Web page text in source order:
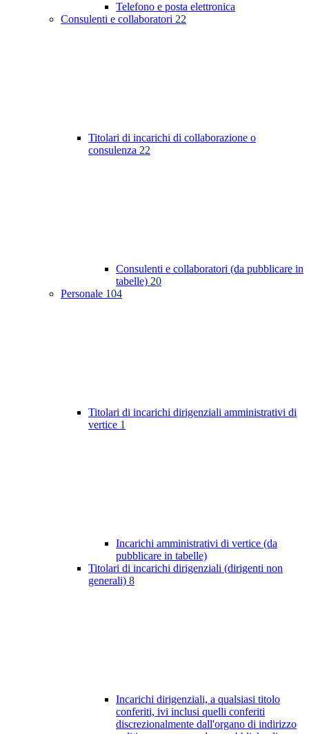
Telefono e posta elettronica
Consulenti e collaboratori 22
Titolari di incarichi di collaborazione o
consulenza 22
Consulenti e collaboratori (da pubblicare in
tabelle) 20
Personale 104
Titolari di incarichi dirigenziali amministrativi di
vertice 1
Incarichi amministrativi di vertice (da
pubblicare in tabelle)
Titolari di incarichi dirigenziali (dirigenti non
generali) 8
Incarichi dirigenziali, a qualsiasi titolo
conferiti, ivi inclusi quelli conferiti
discrezionalmente dall'organo di indirizzo